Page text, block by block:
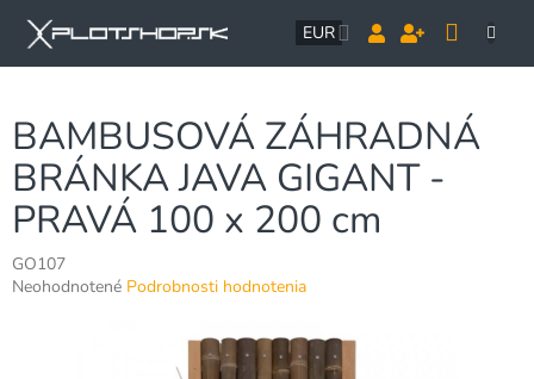
obsah
EUR
BAMBUSOVÁ ZÁHRADNÁ
BRÁNKA JAVA GIGANT -
PRAVÁ 100 x 200 cm
GO107
Priemerné
Neohodnotené Podrobnosti hodnotenia